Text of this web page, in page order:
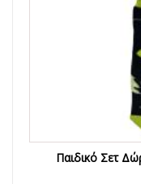
Παιδικό Σετ